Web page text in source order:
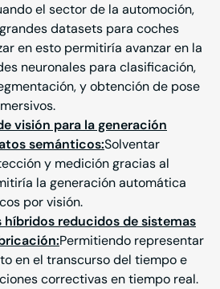
el sector de la automoción,
datasets para coches
en esto permitiría avanzar en la
neuronales para clasificación,
y obtención de pose
visión para la generación
semánticos:Solventar
y medición gracias al
la generación automática
por visión.
híbridos reducidos de sistemas
Permitiendo representar
en el transcurso del tiempo e
correctivas en tiempo real.